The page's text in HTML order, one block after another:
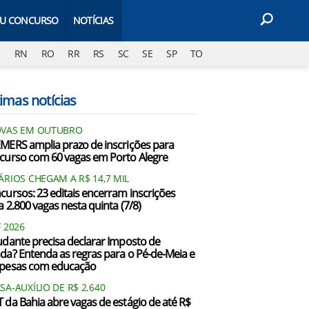
CONCURSO NOTÍCIAS
RN RO RR RS SC SE SP TO
notícias
EM OUTUBRO
amplia prazo de inscrições para
com 60 vagas em Porto Alegre
CHEGAM A R$ 14,7 MIL
23 editais encerram inscrições
2.800 vagas nesta quinta (7/8)
2026
precisa declarar Imposto de
Entenda as regras para o Pé-de-Meia e
com educação
AUXÍLIO DE R$ 2.640
da Bahia abre vagas de estágio de até R$